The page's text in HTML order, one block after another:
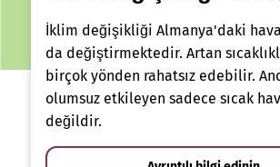
İklim değişikliği Almanya'daki
da değiştirmektedir. Artan
birçok yönden rahatsız edebilir.
olumsuz etkileyen sadece sıcak
değildir.